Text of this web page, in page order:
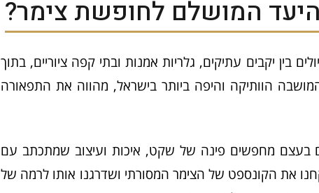
המושלם לחופשת צימר?
בין יקבים עתיקים, גלריות אמנות ובתי קפה ציוריים, בתוך
הוותיקה והיפה ביותר בישראל, מהווה את התפאורה
בעצם מחפשים פינה של שקט, איכות ועיצוב שמתכתב עם
של המקום. במלון בוטיק 49 לקחנו את הקונספט של הצימר המסורתי ושדרגנו אותו לרמה של